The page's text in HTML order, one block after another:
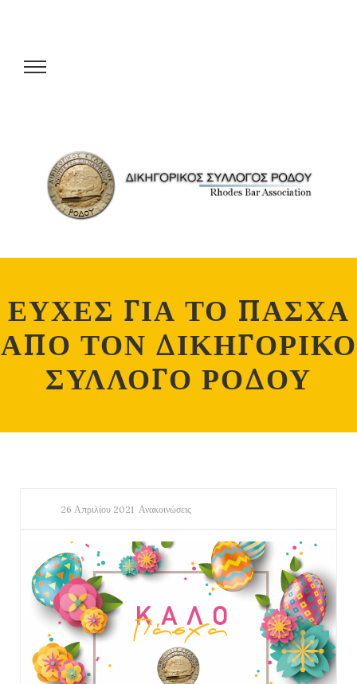
ΕΥΧΕΣ ΓΙΑ ΤΟ ΠΑΣΧΑ
ΑΠΟ ΤΟΝ ΔΙΚΗΓΟΡΙΚΟ
ΣΥΛΛΟΓΟ ΡΟΔΟΥ
26 Απριλίου 2021 Ανακοινώσεις